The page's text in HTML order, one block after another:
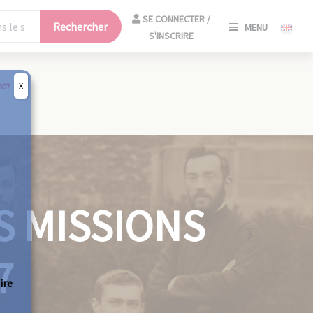
Rechercher
SE CONNECTER /
S'INSCRIRE
MENU
MISSIONS
X